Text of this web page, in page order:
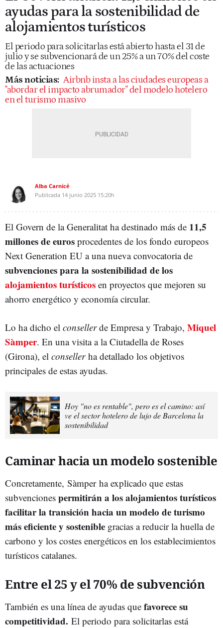
ayudas para la sostenibilidad de
alojamientos turísticos
El periodo para solicitarlas está abierto hasta el 31 de
julio y se subvencionará de un 25% a un 70% del coste
de las actuaciones
Más noticias: Airbnb insta a las ciudades europeas a
"abordar el impacto abrumador" del modelo hotelero
en el turismo masivo
Alba Carnicé
Publicada 14 junio 2025 15:20h
El Govern de la Generalitat ha destinado más de 11,5
millones de euros procedentes de los fondo europeos
Next Generation EU a una nueva convocatoria de
subvenciones para la sostenibilidad de los
alojamientos turísticos en proyectos que mejoren su
ahorro energético y economía circular.
Lo ha dicho el consellerde Empresa y Trabajo, Miquel
Sàmper. En una visita a la Ciutadella de Roses
(Girona), el consellerha detallado los objetivos
principales de estas ayudas.
Hoy "no es rentable", pero es el camino: así
ve el sector hotelero de lujo de Barcelona la
sostenibilidad
Caminar hacia un modelo sostenible
Concretamente, Sàmperha explicado que estas
subvenciones permitirán a los alojamientos turísticos
facilitar la transición hacia un modelo de turismo
más eficiente y sostenible gracias a reducir la huella de
carbono y los costes energéticos en los establecimientos
turísticos catalanes.
Entre el 25 y el 70% de subvención
También es una línea de ayudas que favorece su
competitividad. El periodo para solicitarlas está